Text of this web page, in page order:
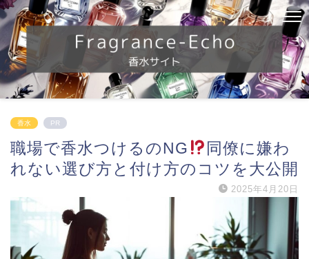
香水 PR
職場で香水つけるのNG
同僚に嫌わ
れない選び方と付け方のコツを大公開
2025年4月20日